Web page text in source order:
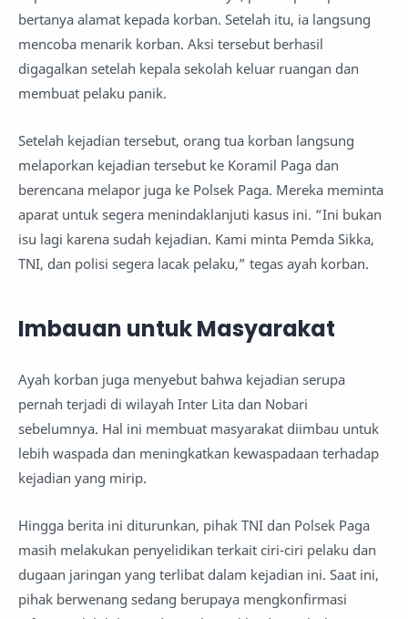
bertanya alamat kepada korban. Setelah itu, ia langsung
mencoba menarik korban. Aksi tersebut berhasil
digagalkan setelah kepala sekolah keluar ruangan dan
membuat pelaku panik.
Setelah kejadian tersebut, orang tua korban langsung
melaporkan kejadian tersebut ke Koramil Paga dan
berencana melapor juga ke Polsek Paga. Mereka meminta
aparat untuk segera menindaklanjuti kasus ini. “Ini bukan
isu lagi karena sudah kejadian. Kami minta Pemda Sikka,
TNI, dan polisi segera lacak pelaku,” tegas ayah korban.
Imbauan untuk Masyarakat
Ayah korban juga menyebut bahwa kejadian serupa
pernah terjadi di wilayah Inter Lita dan Nobari
sebelumnya. Hal ini membuat masyarakat diimbau untuk
lebih waspada dan meningkatkan kewaspadaan terhadap
kejadian yang mirip.
Hingga berita ini diturunkan, pihak TNI dan Polsek Paga
masih melakukan penyelidikan terkait ciri-ciri pelaku dan
dugaan jaringan yang terlibat dalam kejadian ini. Saat ini,
pihak berwenang sedang berupaya mengkonfirmasi